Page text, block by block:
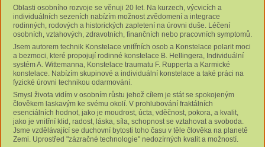
Oblasti osobního rozvoje se věnuji 20 let. Na kurzech, výcvicích a
individuálních sezeních nabízím možnost zvědomení a integrace
rodinných, rodových a historických zapletení na úrovni duše. Léčení
osobních, vztahových, zdravotních, finančních nebo pracovních symptomů.
Jsem autorem technik Konstelace vnitřních osob a Konstelace polarit moci
a bezmoci, které propojují rodinné konstelace B. Hellingera, Individuální
systém A. Wittemanna, Konstelace traumatu F. Rupperta a Karmické
konstelace. Nabízím skupinové a individuální konstelace a také práci na
fyzické úrovni technikou odarmování.
Smysl života vidím v osobním růstu jehož cílem je stát se spokojeným
člověkem laskavým ke svému okolí. V prohlubování fraktálních
esenciálních hodnot, jako je moudrost, úcta, vděčnost, pokora, a kvalit,
jako je vnitřní klid, radost, láska, síla, schopnost se vztahovat a svoboda.
Jsme vzdělávající se duchovní bytosti toho času v těle člověka na planetě
Zemi. Uprostřed "zázračné technologie" nedozírných kvalit a možností.